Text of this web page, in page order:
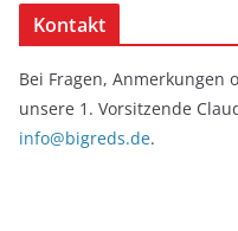
Kontakt
Bei Fragen, Anmerkungen
unsere 1. Vorsitzende
info@bigreds.de.